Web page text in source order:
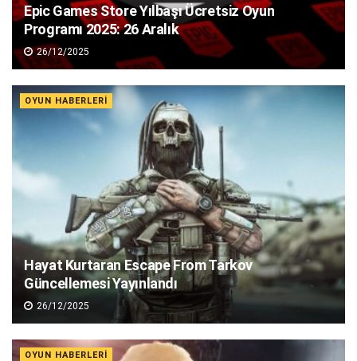
Epic Games Store Yılbaşı Ücretsiz Oyun
Programı 2025: 26 Aralık
26/12/2025
OYUN HABERLERI
Hayat Kurtaran Escape From Tarkov
Güncellemesi Yayınlandı
26/12/2025
OYUN HABERLERI